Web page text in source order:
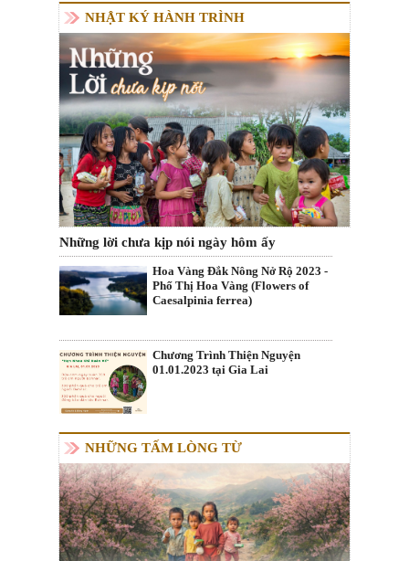
NHẬT KÝ HÀNH TRÌNH
Những lời chưa kịp nói ngày hôm ấy
Hoa Vàng Đắk Nông Nở Rộ 2023 -
Phố Thị Hoa Vàng (Flowers of
Caesalpinia ferrea)
Chương Trình Thiện Nguyện
01.01.2023 tại Gia Lai
NHỮNG TẤM LÒNG TỪ